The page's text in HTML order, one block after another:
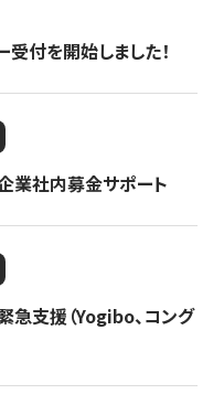
付を開始しました！
業社内募金サポート
支援（Yogibo、コング